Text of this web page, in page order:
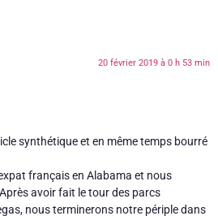
20 février 2019 à 0 h 53 min
synthétique et en même temps bourré
français en Alabama et nous
avoir fait le tour des parcs
nous terminerons notre périple dans